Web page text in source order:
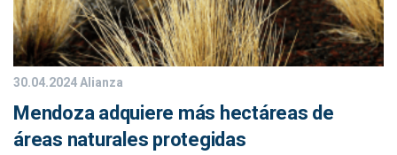
30.04.2024Alianza
Mendoza adquiere más hectáreas de
áreas naturales protegidas